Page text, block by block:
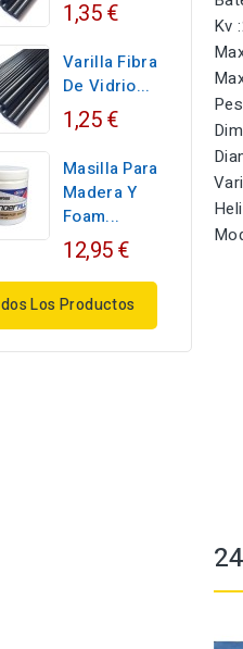
1,35 €
Varilla Fibra
De Vidrio...
1,25 €
Masilla Para
Madera Y
Foam...
12,95 €
Los Productos
Kv